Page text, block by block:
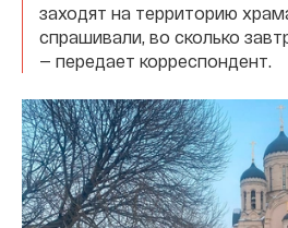
заходят на территорию
спрашивали, во сколько
— передает корреспондент.